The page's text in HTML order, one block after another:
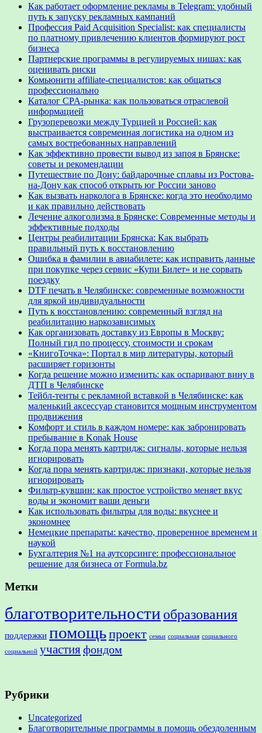
Как работает оформление рекламы в Telegram: удобный
путь к запуску рекламных кампаний
Профессия Paid Acquisition Specialist: как специалисты
по платному привлечению клиентов формируют рост
бизнеса
Партнерские программы в регулируемых нишах: как
оценивать риски
Комьюнити affiliate-специалистов: как общаться
профессионально
Каталог CPA-рынка: как пользоваться отраслевой
информацией
Грузоперевозки между Турцией и Россией: как
выстраивается современная логистика на одном из
самых востребованных направлений
Как эффективно провести вывод из запоя в Брянске:
советы и рекомендации
Путешествие по Дону: байдарочные сплавы из Ростова-
на-Дону как способ открыть юг России заново
Как вызвать нарколога в Брянске: когда это необходимо
и как правильно действовать
Лечение алкоголизма в Брянске: Современные методы и
эффективные подходы
Центры реабилитации Брянска: Как выбрать
правильный путь к восстановлению
Ошибка в фамилии в авиабилете: как исправить данные
при покупке через сервис «Купи Билет» и не сорвать
поездку
DTF печать в Челябинске: современные возможности
для яркой индивидуальности
Путь к восстановлению: современный взгляд на
реабилитацию наркозависимых
Как организовать доставку из Европы в Москву:
Полный гид по процессу, стоимости и срокам
«КнигоТочка»: Портал в мир литературы, который
расширяет горизонты
Когда решение можно изменить: как оспаривают вину в
ДТП в Челябинске
Тейбл-тенты с рекламной вставкой в Челябинске: как
маленький аксессуар становится мощным инструментом
продвижения
Комфорт и стиль в каждом номере: как забронировать
пребывание в Konak House
Когда пора менять картридж: сигналы, которые нельзя
игнорировать
Когда пора менять картридж: признаки, которые нельзя
игнорировать
Фильтр-кувшин: как простое устройство меняет вкус
воды и экономит ваши деньги
Как использовать фильтры для воды: вкуснее и
экономнее
Немецкие препараты: качество, проверенное временем и
наукой
Бухгалтерия №1 на аутсорсинге: профессиональное
решение для бизнеса от Formula.bz
Метки
благотворительности образования
поддержки помощьпроект семьи социальная социального
социальной участияфондом
Рубрики
Uncategorized
Благотворительные программы в помощь обездоленным